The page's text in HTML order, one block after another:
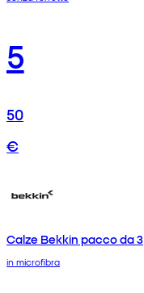
5
50
€
Calze Bekkin pacco da 3
in microfibra